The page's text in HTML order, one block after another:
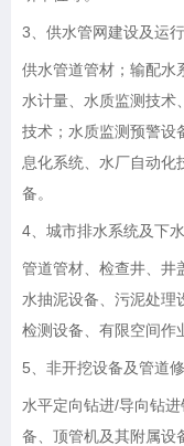
3、供水管网建设及运行
供水管道管材；输配水
水计量、水质监测技术
技术；水质监测预警设
息化系统、水厂自动化
备。
4、城市排水系统及下
管道管材、检查井、井
水抽泥设备、污泥处理
检测设备、有限空间作
5、非开挖设备及管道
水平定向钻进/导向钻
备、顶管机及其附属设